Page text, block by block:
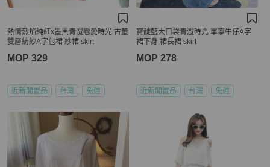
熱情烈焰純紅x墨黑青澀戀愛時光 古董
雙層紡紗A字包裙 紗裙 skirt
MOP 329
近新閒置品 台灣 免運
寶靛藍大口袋青澀時光 單寧牛仔A字
裙下身 裙長裙 skirt
MOP 278
近新閒置品 台灣 免運